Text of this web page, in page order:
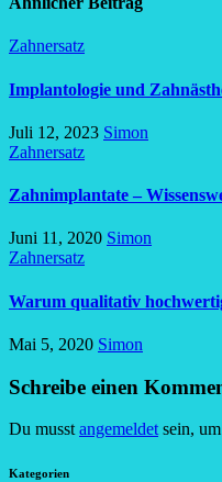
Zahnersatz
Implantologie und
Juli 12, 2023 Simon
Zahnersatz
Zahnimplantate –
Juni 11, 2020 Simon
Zahnersatz
Warum qualitativ
Mai 5, 2020 Simon
Schreibe einen
Du musst angemeldet sein,
Kategorien